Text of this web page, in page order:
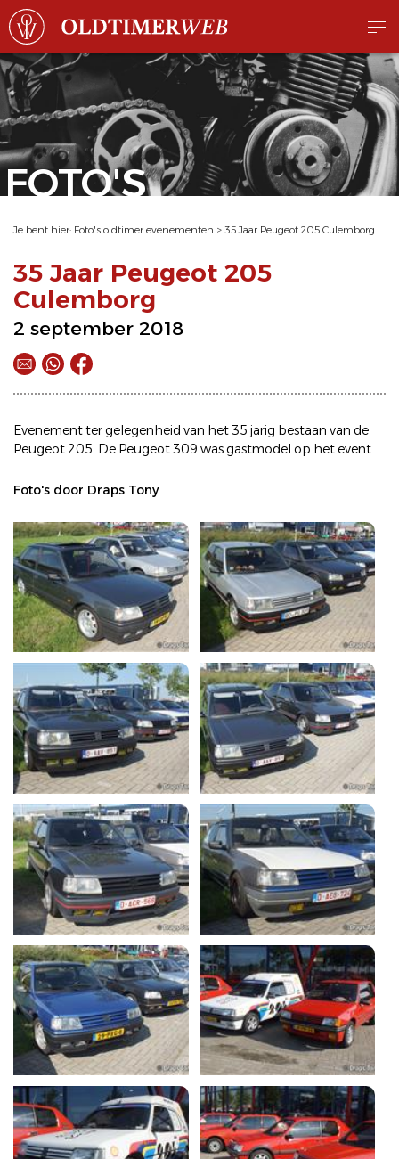
FOTO'S
Je bent hier: Foto's oldtimer evenementen > 35 Jaar Peugeot 205 Culemborg
35 Jaar Peugeot 205
Culemborg
2 september 2018
Evenement ter gelegenheid van het 35 jarig bestaan van de
Peugeot 205. De Peugeot 309 was gastmodel op het event.
Foto's door Draps Tony